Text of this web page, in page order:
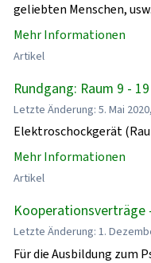
geliebten Menschen, usw.
Mehr Informationen
Artikel
Rundgang: Raum 9 -
Letzte Änderung: 5. Mai
Elektroschockgerät
Mehr Informationen
Artikel
Kooperationsverträge
Letzte Änderung: 1.
Für die Ausbildung zum